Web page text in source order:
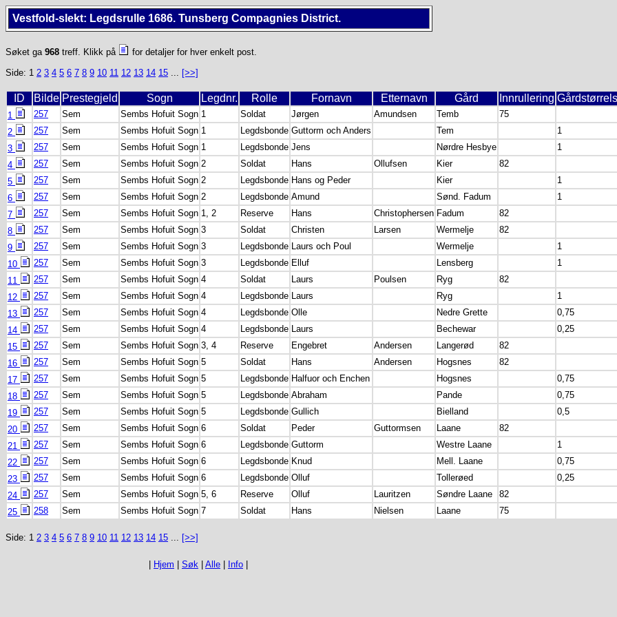
Vestfold-slekt: Legdsrulle 1686. Tunsberg Compagnies District.
Søket ga 968 treff. Klikk på
for detaljer for hver enkelt post.
Side: 1 2 3 4 5 6 7 8 9 10 11 12 13 14 15 ... [>>]
ID Bilde Prestegjeld Sogn Legdnr. Rolle Fornavn Etternavn Gård Innrullering
1 257 Sem Sembs Hofuit Sogn 1 Soldat Jørgen Amundsen Temb
75
2
257 Sem Sembs Hofuit Sogn 1 Legdsbonde Guttorm och Anders Tem
1
3
257 Sem Sembs Hofuit Sogn 1 Legdsbonde Jens Nørdre Hesbye
1
4
257 Sem Sembs Hofuit Sogn 2 Soldat Hans Ollufsen Kier
82
5
257 Sem Sembs Hofuit Sogn 2 Legdsbonde Hans og Peder Kier
1
6
257 Sem Sembs Hofuit Sogn 2 Legdsbonde Amund Sønd. Fadum
1
7
257 Sem Sembs Hofuit Sogn 1, 2 Reserve Hans Christophersen Fadum
82
8
257 Sem Sembs Hofuit Sogn 3 Soldat Christen Larsen Wermelje
82
9
257 Sem Sembs Hofuit Sogn 3 Legdsbonde Laurs och Poul Wermelje
1
10
257 Sem Sembs Hofuit Sogn 3 Legdsbonde Elluf Lensberg
1
11
257 Sem Sembs Hofuit Sogn 4 Soldat Laurs Poulsen Ryg
82
12
257 Sem Sembs Hofuit Sogn 4 Legdsbonde Laurs Ryg
1
13
257 Sem Sembs Hofuit Sogn 4 Legdsbonde Olle Nedre Grette
0,75
14
257 Sem Sembs Hofuit Sogn 4 Legdsbonde Laurs Bechewar
0,25
15
257 Sem Sembs Hofuit Sogn 3, 4 Reserve Engebret Andersen Langerød
82
16
257 Sem Sembs Hofuit Sogn 5 Soldat Hans Andersen Hogsnes
82
17
257 Sem Sembs Hofuit Sogn 5 Legdsbonde Halfuor och Enchen Hogsnes
0,75
18
257 Sem Sembs Hofuit Sogn 5 Legdsbonde Abraham Pande
0,75
19
257 Sem Sembs Hofuit Sogn 5 Legdsbonde Gullich Bielland
0,5
20
257 Sem Sembs Hofuit Sogn 6 Soldat Peder Guttormsen Laane
82
21
257 Sem Sembs Hofuit Sogn 6 Legdsbonde Guttorm Westre Laane
1
22
257 Sem Sembs Hofuit Sogn 6 Legdsbonde Knud Mell. Laane
0,75
23
257 Sem Sembs Hofuit Sogn 6 Legdsbonde Olluf Tollerøed
0,25
24
257 Sem Sembs Hofuit Sogn 5, 6 Reserve Olluf Lauritzen Søndre Laane
82
25
258 Sem Sembs Hofuit Sogn 7 Soldat Hans Nielsen Laane 75
Side: 1 2 3 4 5 6 7 8 9 10 11 12 13 14 15 ... [>>]
Hjem Søk Alle Info